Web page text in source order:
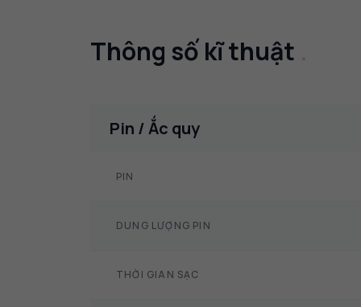
Thông số kĩ thuật .
Pin / Ắc quy
PIN
DUNG LƯỢNG PIN
THỜI GIAN SẠC